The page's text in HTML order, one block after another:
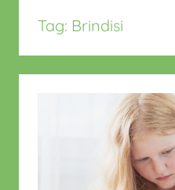
Tag: Brindisi